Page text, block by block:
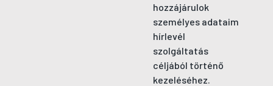
hozzájárulok
személyes adataim
hírlevél
szolgáltatás
céljából történő
kezeléséhez.